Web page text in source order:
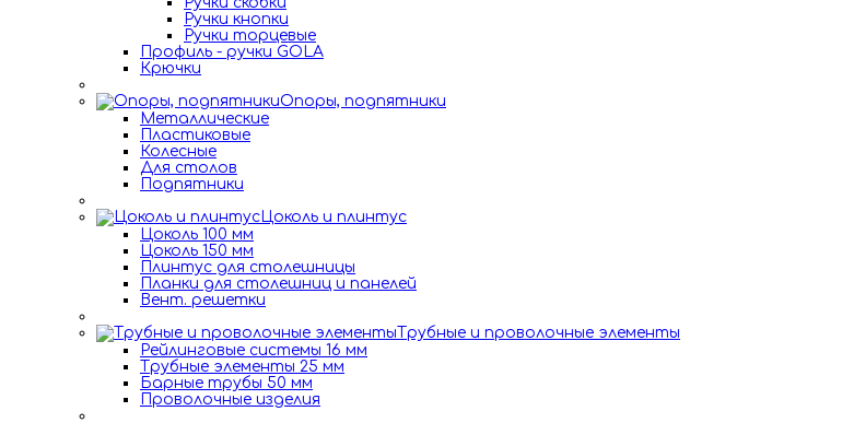
Ручки кнопки
Ручки торцевые
Профиль - ручки GOLA
Крючки
Опоры, подпятники
Металлические
Пластиковые
Колесные
Для столов
Подпятники
Цоколь и плинтус
Цоколь 100 мм
Цоколь 150 мм
Плинтус для столешницы
Планки для столешниц и панелей
Вент. решетки
Трубные и проволочные элементы
Рейлинговые системы 16 мм
Трубные элементы 25 мм
Барные трубы 50 мм
Проволочные изделия